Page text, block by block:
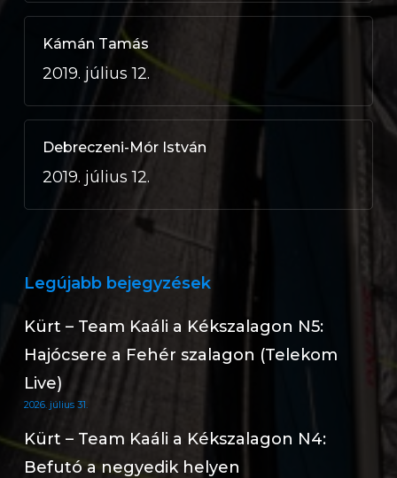
Kámán Tamás
2019. július 12.
Debreczeni-Mór István
2019. július 12.
Legújabb bejegyzések
Kürt – Team Kaáli a Kékszalagon N5:
Hajócsere a Fehér szalagon (Telekom
Live)
2026. július 31.
Kürt – Team Kaáli a Kékszalagon N4:
Befutó a negyedik helyen